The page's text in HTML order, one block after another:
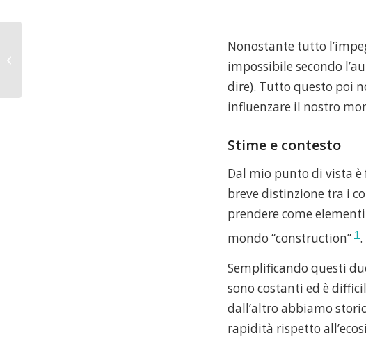
Nonostante tutto
impossibile secondo
dire). Tutto questo poi
influenzare il nostro
Stime e contesto
Dal mio punto di vista è
breve distinzione tra i
prendere come
mondo “construction” 1 .
Semplificando questi
sono costanti ed è
dall’altro abbiamo
rapidità rispetto